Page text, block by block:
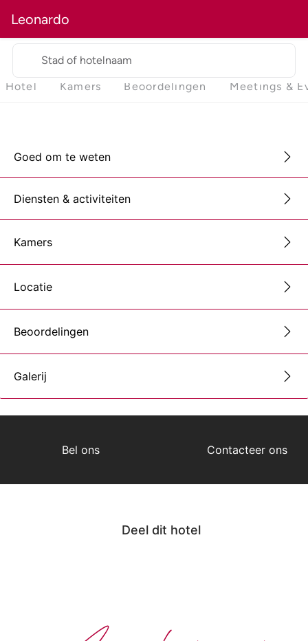
Leonardo
Stad of hotelnaam
Hotel Kamers Beoordelingen Meetings &
Goed om te weten
Diensten & activiteiten
Kamers
Locatie
Beoordelingen
Galerij
Bel ons Contacteer ons
Deel dit hotel